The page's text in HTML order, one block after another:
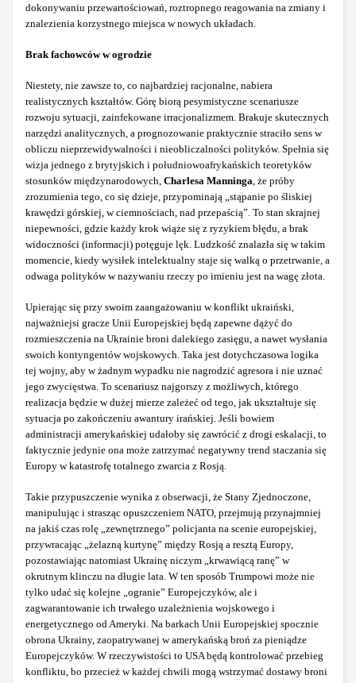
dokonywaniu przewartościowań, roztropnego reagowania na zmiany i
znalezienia korzystnego miejsca w nowych układach.
Brak fachowców w ogrodzie
Niestety, nie zawsze to, co najbardziej racjonalne, nabiera
realistycznych kształtów. Górę biorą pesymistyczne scenariusze
rozwoju sytuacji, zainfekowane irracjonalizmem. Brakuje skutecznych
narzędzi analitycznych, a prognozowanie praktycznie straciło sens w
obliczu nieprzewidywalności i nieobliczalności polityków. Spełnia się
wizja jednego z brytyjskich i południowoafrykańskich teoretyków
stosunków międzynarodowych, Charlesa Manninga, że próby
zrozumienia tego, co się dzieje, przypominają „stąpanie po śliskiej
krawędzi górskiej, w ciemnościach, nad przepaścią”. To stan skrajnej
niepewności, gdzie każdy krok wiąże się z ryzykiem błędu, a brak
widoczności (informacji) potęguje lęk. Ludzkość znalazła się w takim
momencie, kiedy wysiłek intelektualny staje się walką o przetrwanie, a
odwaga polityków w nazywaniu rzeczy po imieniu jest na wagę złota.
Upierając się przy swoim zaangażowaniu w konflikt ukraiński,
najważniejsi gracze Unii Europejskiej będą zapewne dążyć do
rozmieszczenia na Ukrainie broni dalekiego zasięgu, a nawet wysłania
swoich kontyngentów wojskowych. Taka jest dotychczasowa logika
tej wojny, aby w żadnym wypadku nie nagrodzić agresora i nie uznać
jego zwycięstwa. To scenariusz najgorszy z możliwych, którego
realizacja będzie w dużej mierze zależeć od tego, jak ukształtuje się
sytuacja po zakończeniu awantury irańskiej. Jeśli bowiem
administracji amerykańskiej udałoby się zawrócić z drogi eskalacji, to
faktycznie jedynie ona może zatrzymać negatywny trend staczania się
Europy w katastrofę totalnego zwarcia z Rosją.
Takie przypuszczenie wynika z obserwacji, że Stany Zjednoczone,
manipulując i strasząc opuszczeniem NATO, przejmują przynajmniej
na jakiś czas rolę „zewnętrznego” policjanta na scenie europejskiej,
przywracając „żelazną kurtynę” między Rosją a resztą Europy,
pozostawiając natomiast Ukrainę niczym „krwawiącą ranę” w
okrutnym klinczu na długie lata. W ten sposób Trumpowi może nie
tylko udać się kolejne „ogranie” Europejczyków, ale i
zagwarantowanie ich trwałego uzależnienia wojskowego i
energetycznego od Ameryki. Na barkach Unii Europejskiej spocznie
obrona Ukrainy, zaopatrywanej w amerykańską broń za pieniądze
Europejczyków. W rzeczywistości to USA będą kontrolować przebieg
konfliktu, bo przecież w każdej chwili mogą wstrzymać dostawy broni